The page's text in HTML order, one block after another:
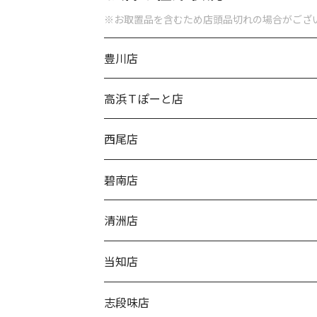
※お取置品を含むため店頭品切れの場合がござ
豊川店
高浜Ｔぽーと店
西尾店
碧南店
清洲店
当知店
志段味店